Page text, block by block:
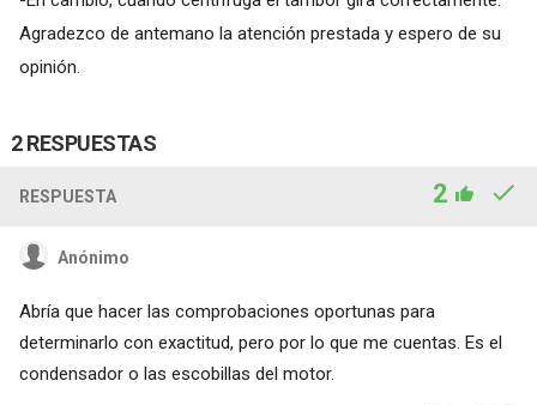
Agradezco de antemano la atención prestada y espero de su
opinión.
2 RESPUESTAS
RESPUESTA 2
Anónimo
Abría que hacer las comprobaciones oportunas para
determinarlo con exactitud, pero por lo que me cuentas. Es el
condensador o las escobillas del motor.